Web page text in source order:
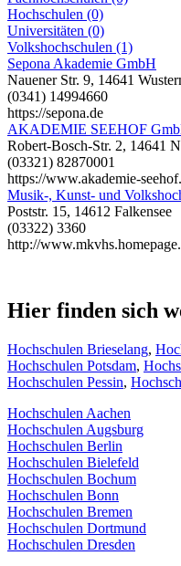
Hochschulen (0)
Universitäten (0)
Volkshochschulen (1)
Sepona Akademie GmbH
Nauener Str. 9, 14641
(0341) 14994660
https://sepona.de
AKADEMIE SEEHOF
Robert-Bosch-Str. 2, 14641
(03321) 82870001
https://www.akademie-
Musik-, Kunst- und
Poststr. 15, 14612 Falkensee
(03322) 3360
http://
Hier finden sich
Hochschulen Brieselang,
Hochschulen Potsdam,
Hochschulen Pessin,
Hochschulen Aachen
Hochschulen Augsburg
Hochschulen Berlin
Hochschulen Bielefeld
Hochschulen Bochum
Hochschulen Bonn
Hochschulen Bremen
Hochschulen Dortmund
Hochschulen Dresden